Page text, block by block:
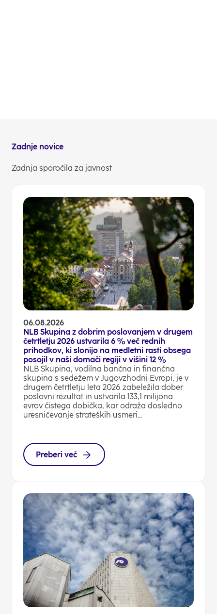
Zadnje novice
Zadnja sporočila za javnost
06.08.2026
NLB Skupina z dobrim poslovanjem v drugem
četrtletju 2026 ustvarila 6 % več rednih
prihodkov, ki slonijo na medletni rasti obsega
posojil v naši domači regiji v višini 12 %
NLB Skupina, vodilna bančna in finančna
skupina s sedežem v Jugovzhodni Evropi, je v
drugem četrtletju leta 2026 zabeležila dober
poslovni rezultat in ustvarila 133,1 milijona
evrov čistega dobička, kar odraža dosledno
uresničevanje strateških usmeri...
Preberi več